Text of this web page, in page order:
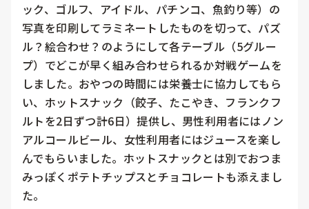
ック、ゴルフ、アイドル、パチンコ、魚釣り等）の
写真を印刷してラミネートしたものを切って、パズ
ル？絵合わせ？のようにして各テーブル（5グルー
プ）でどこが早く組み合わせられるか対戦ゲームを
しました。おやつの時間には栄養士に協力してもら
い、ホットスナック（餃子、たこやき、フランクフ
ルトを2日ずつ計6日）提供し、男性利用者にはノン
アルコールビール、女性利用者にはジュースを楽し
んでもらいました。ホットスナックとは別でおつま
みっぽくポテトチップスとチョコレートも添えまし
た。